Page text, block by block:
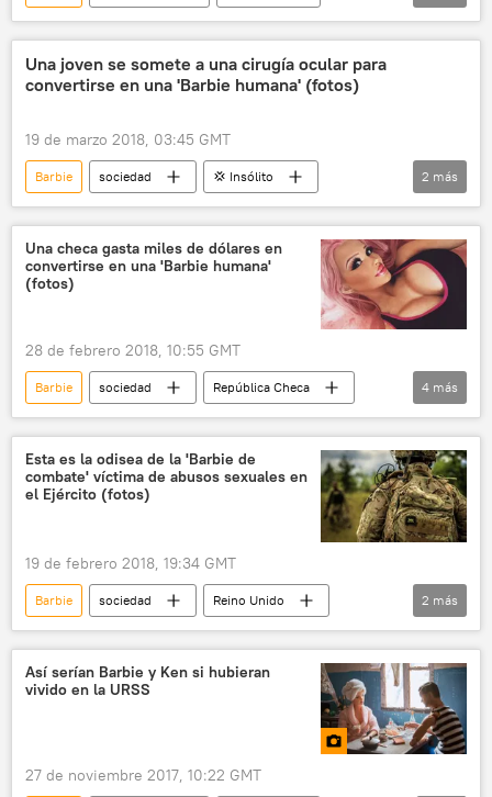
muñeca
cultura popular
aniversario
Una joven se somete a una cirugía ocular para
convertirse en una 'Barbie humana' (fotos)
19 de marzo 2018, 03:45 GMT
Barbie sociedad
💢 Insólito
mujeres
noticias
2 más
Una checa gasta miles de dólares en
convertirse en una 'Barbie humana'
(fotos)
28 de febrero 2018, 10:55 GMT
Barbie sociedad
República Checa
cirugía estética
cirugía plástica
muñeca
noticias
4 más
Esta es la odisea de la 'Barbie de
combate' víctima de abusos sexuales en
el Ejército (fotos)
19 de febrero 2018, 19:34 GMT
Barbie sociedad
Reino Unido
Fuerzas Armadas de Reino Unido
noticias
2 más
Así serían Barbie y Ken si hubieran
vivido en la URSS
27 de noviembre 2017, 10:22 GMT